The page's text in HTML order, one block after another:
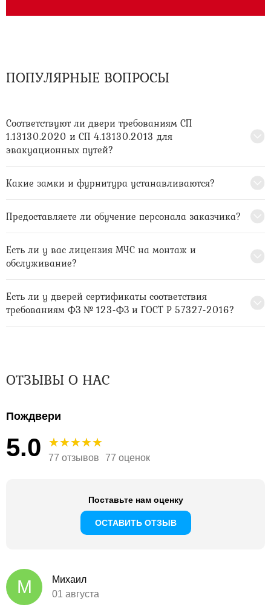
ПОПУЛЯРНЫЕ ВОПРОСЫ
Соответствуют ли двери требованиям СП
1.13130.2020 и СП 4.13130.2013 для
эвакуационных путей?
Какие замки и фурнитура устанавливаются?
Предоставляете ли обучение персонала заказчика?
Есть ли у вас лицензия МЧС на монтаж и
обслуживание?
Есть ли у дверей сертификаты соответствия
требованиям ФЗ № 123-ФЗ и ГОСТ Р 57327-2016?
ОТЗЫВЫ О НАС
Пождвери
5.0 77 отзывов 77 оценок
Поставьте нам оценку
ОСТАВИТЬ ОТЗЫВ
М
Михаил
01 августа